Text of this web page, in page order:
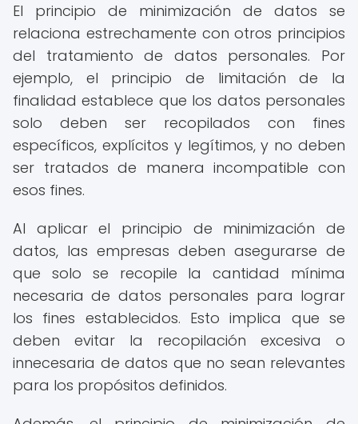
El principio de minimización de datos se
relaciona estrechamente con otros principios
del tratamiento de datos personales. Por
ejemplo, el principio de limitación de la
finalidad establece que los datos personales
solo deben ser recopilados con fines
específicos, explícitos y legítimos, y no deben
ser tratados de manera incompatible con
esos fines.
Al aplicar el principio de minimización de
datos, las empresas deben asegurarse de
que solo se recopile la cantidad mínima
necesaria de datos personales para lograr
los fines establecidos. Esto implica que se
deben evitar la recopilación excesiva o
innecesaria de datos que no sean relevantes
para los propósitos definidos.